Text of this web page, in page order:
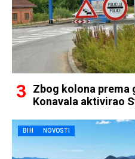
Zbog kolona prema
Konavala aktivirao
BIH NOVOSTI